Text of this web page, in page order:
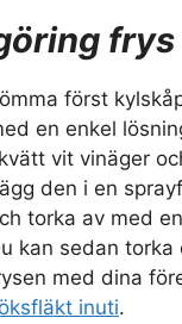
frys
först
en enkel
vit vinäger
den i en
torka av med
kan sedan
med dina
inuti.